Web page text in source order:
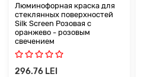
Люминофорная краска для
стеклянных поверхностей
Silk Screen Розовая с
оранжево - розовым
свечением
296.76 LEI